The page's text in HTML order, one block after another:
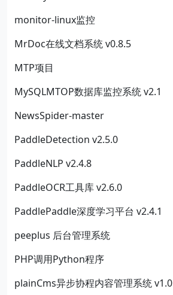
monitor-linux监控
MrDoc在线文档系统 v0.8.5
MTP项目
MySQLMTOP数据库监控系统 v2.1
NewsSpider-master
PaddleDetection v2.5.0
PaddleNLP v2.4.8
PaddleOCR工具库 v2.6.0
PaddlePaddle深度学习平台 v2.4.1
peeplus 后台管理系统
PHP调用Python程序
plainCms异步协程内容管理系统 v1.0